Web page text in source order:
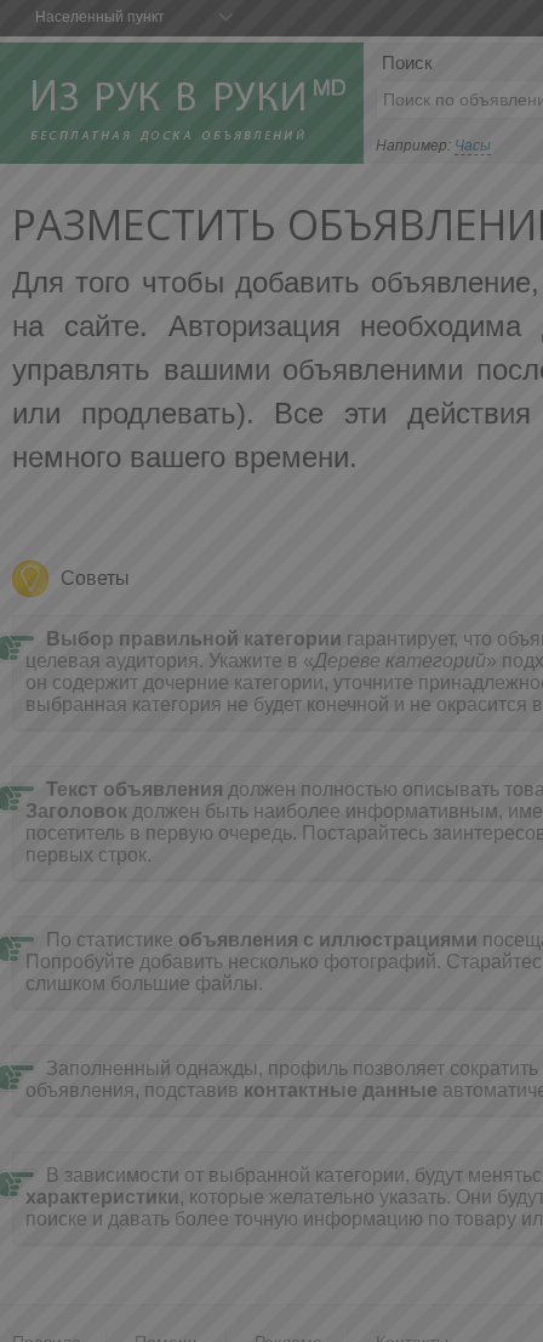
Поиск
Например: Часы
РАЗМЕСТИТЬ
Для того чтобы добавить
на сайте. Авторизация
управлять вашими объявленими
или продлевать). Все эти
немного вашего времени.
Советы
Выбор правильной категории гарантирует, что
целевая аудитория. Укажите в «Дереве категорий»
он содержит дочерние категории, уточните
выбранная категория не будет конечной и не окрасится
Текст объявления должен полностью описывать
Заголовок должен быть наиболее информативным,
посетитель в первую очередь. Постарайтесь
первых строк.
По статистике объявления с иллюстрациями
Попробуйте добавить несколько фотографий.
слишком большие файлы.
Заполненный однажды, профиль позволяет
объявления, подставив контактные данные
В зависимости от выбранной категории, будут
характеристики, которые желательно указать. Они
поиске и давать более точную информацию по товару
Населенный пункт